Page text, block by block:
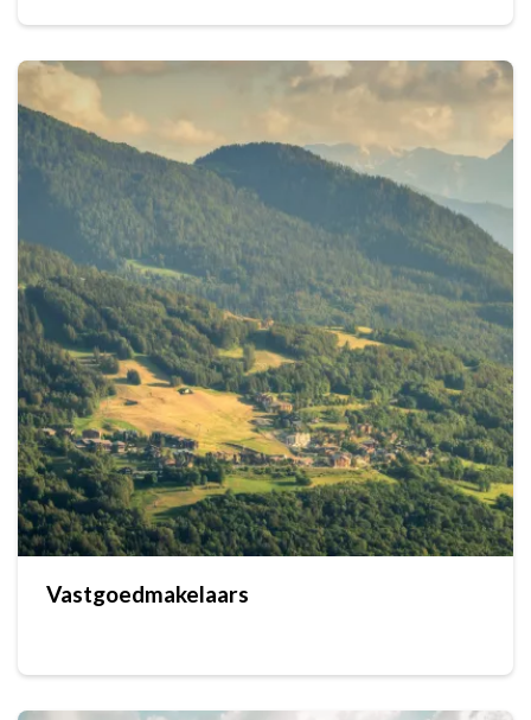
Vastgoedmakelaars